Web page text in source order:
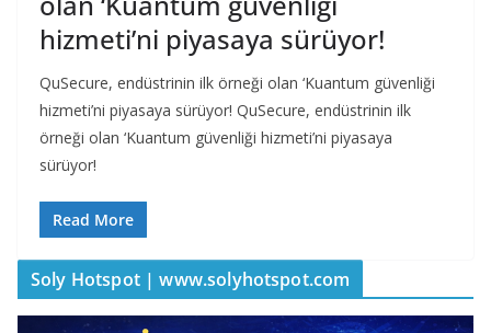
hizmeti’ni piyasaya sürüyor!
QuSecure, endüstrinin ilk örneği olan ‘Kuantum güvenliği
hizmeti’ni piyasaya sürüyor! QuSecure, endüstrinin ilk
örneği olan ‘Kuantum güvenliği hizmeti’ni piyasaya
sürüyor!
Read More
Soly Hotspot | www.solyhotspot.com